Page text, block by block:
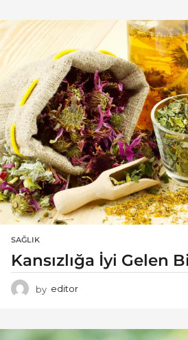
SAĞLIK
Kansızlığa İyi Gelen
by editor